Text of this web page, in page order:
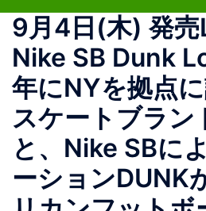
ス
ル
ニ
ュ
ー
9月4日(木) 発
Nike SB Dunk
年にNYを拠点
スケートブラ
と、Nike SBに
ーションDUNK